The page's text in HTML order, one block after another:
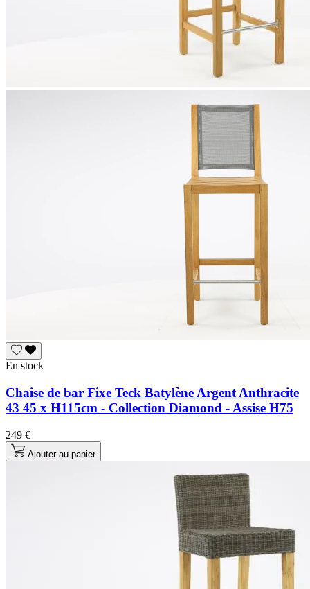
En stock
Chaise de bar Fixe Teck Batylène Argent Anthracite
43 45 x H115cm - Collection Diamond - Assise H75
249 €
Ajouter au panier